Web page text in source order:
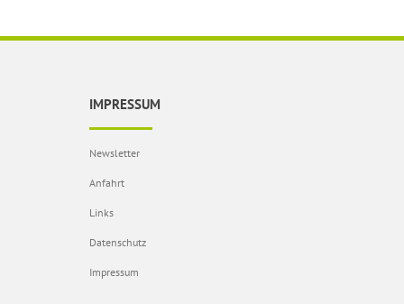
IMPRESSUM
Newsletter
Anfahrt
Links
Datenschutz
Impressum